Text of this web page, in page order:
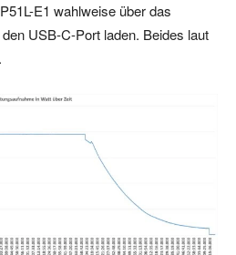
E1 wahlweise über das
USB-C-Port laden. Beides laut